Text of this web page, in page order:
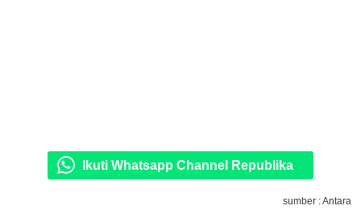
Ikuti Whatsapp Channel Republika
sumber : Antara